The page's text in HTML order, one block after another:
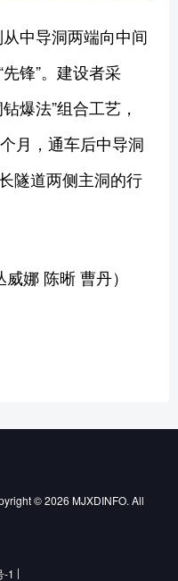
中导洞两端向中间
锋”。建设者采
爆法”组合工艺，
月，通车后中导洞
隧道两侧主洞的行
娜 陈晰 曹丹）
© 2026 MJXDINFO. All
-1 |